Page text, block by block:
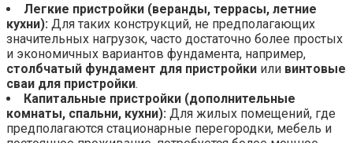
Легкие пристройки (веранды, террасы, летние
кухни): Для таких конструкций, не предполагающих
значительных нагрузок, часто достаточно более простых
и экономичных вариантов фундамента, например,
столбчатый фундамент для пристройки или винтовые
сваи для пристройки.
Капитальные пристройки (дополнительные
комнаты, спальни, кухни): Для жилых помещений, где
предполагаются стационарные перегородки, мебель и